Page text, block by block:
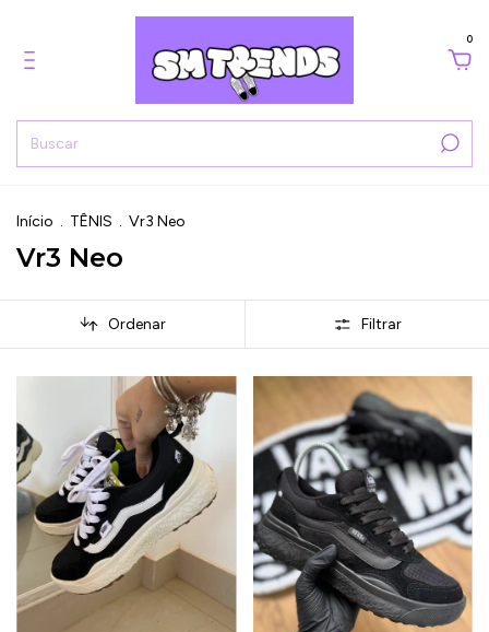
0
Início . TÊNIS . Vr3 Neo
Vr3 Neo
Ordenar Filtrar